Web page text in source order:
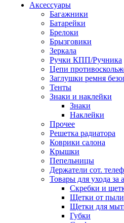
Аксессуары
Багажники
Батарейки
Брелоки
Брызговики
Зеркала
Ручки КПП/Ручника
Цепи
Заглушки ремня
Тенты
Знаки и наклейки
Знаки
Наклейки
Прочее
Решетка радиатора
Коврики салона
Крышки
Пепельницы
Держатели сот.
Товары для ухода за
Скребки и
Щетки от пыли
Щетки для
Губки